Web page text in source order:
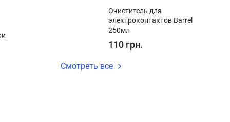
Очиститель для
электроконтактов Barrel
250мл
110 грн.
Смотреть все